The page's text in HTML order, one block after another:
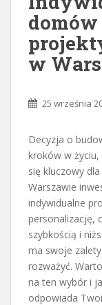
w
25 września
Decyzja o
kroków w
się kluczowy
Warszawie
indywidualne
personalizację,
szybkością i
ma swoje
rozważyć.
na ten wybór i
odpowiada